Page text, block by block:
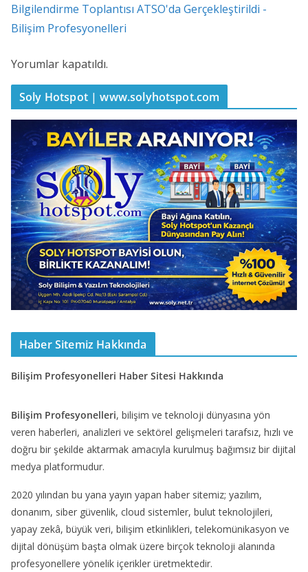
Bilgilendirme Toplantısı ATSO'da Gerçekleştirildi -
Bilişim Profesyonelleri
Yorumlar kapatıldı.
Soly Hotspot | www.solyhotspot.com
Haber Sitemiz Hakkında
Bilişim Profesyonelleri Haber Sitesi Hakkında
Bilişim Profesyonelleri, bilişim ve teknoloji dünyasına yön
veren haberleri, analizleri ve sektörel gelişmeleri tarafsız, hızlı ve
doğru bir şekilde aktarmak amacıyla kurulmuş bağımsız bir dijital
medya platformudur.
2020 yılından bu yana yayın yapan haber sitemiz; yazılım,
donanım, siber güvenlik, cloud sistemler, bulut teknolojileri,
yapay zekâ, büyük veri, bilişim etkinlikleri, telekomünikasyon ve
dijital dönüşüm başta olmak üzere birçok teknoloji alanında
profesyonellere yönelik içerikler üretmektedir.